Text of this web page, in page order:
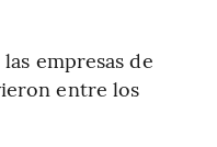
empresas de
entre los